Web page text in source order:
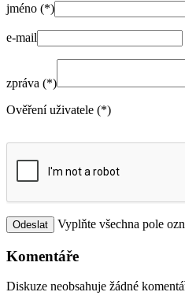
jméno (*)
e-mail
zpráva (*)
Ověření uživatele (*)
Vyplňte všechna pole
Komentáře
Diskuze neobsahuje žádné